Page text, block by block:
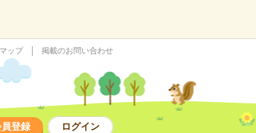
ップ 掲載のお問い合わせ
登録 ログイン